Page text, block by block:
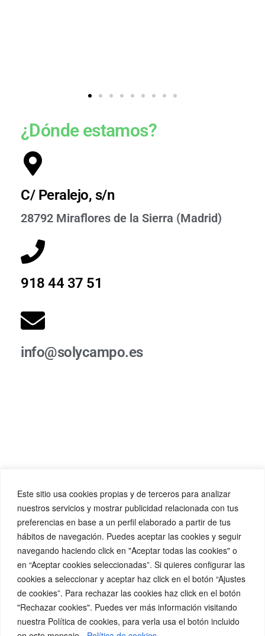
Este sitio usa cookies propias y de terceros para analizar
nuestros servicios y mostrar publicidad relacionada con tus
preferencias en base a un perfil elaborado a partir de tus
hábitos de navegación. Puedes aceptar las cookies y seguir
navegando haciendo click en "Aceptar todas las cookies" o
en “Aceptar cookies seleccionadas”. Si quieres configurar las
cookies a seleccionar y aceptar haz click en el botón “Ajustes
de cookies”. Para rechazar las cookies haz click en el botón
"Rechazar cookies". Puedes ver más información visitando
nuestra Política de cookies, para verla usa el botón incluido
¿Dónde estamos?
C/ Peralejo, s/n
28792 Miraflores de la Sierra (Madrid)
918 44 37 51
info@solycampo.es